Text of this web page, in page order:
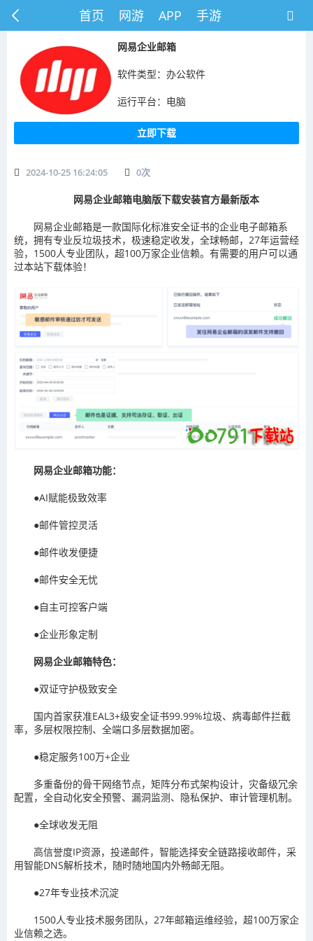
首页 网游 APP 手游
网易企业邮箱
软件类型：办公软件
运行平台：电脑
立即下载
2024-10-25 16:24:05 0次
网易企业邮箱电脑版下载安装官方最新版本
网易企业邮箱是一款国际化标准安全证书的企业电子邮箱系
统，拥有专业反垃圾技术，极速稳定收发，全球畅邮，27年运营经
验，1500人专业团队，超100万家企业信赖。有需要的用户可以通
过本站下载体验！
网易企业邮箱功能：
●AI赋能极致效率
●邮件管控灵活
●邮件收发便捷
●邮件安全无忧
●自主可控客户端
●企业形象定制
网易企业邮箱特色：
●双证守护极致安全
国内首家获准EAL3+级安全证书99.99%垃圾、病毒邮件拦截
率，多层权限控制、全端口多层数据加密。
●稳定服务100万+企业
多重备份的骨干网络节点，矩阵分布式架构设计，灾备级冗余
配置，全自动化安全预警、漏洞监测、隐私保护、审计管理机制。
●全球收发无阻
高信誉度IP资源，投递邮件，智能选择安全链路接收邮件，采
用智能DNS解析技术，随时随地国内外畅邮无阻。
●27年专业技术沉淀
1500人专业技术服务团队，27年邮箱运维经验，超100万家企
业信赖之选。